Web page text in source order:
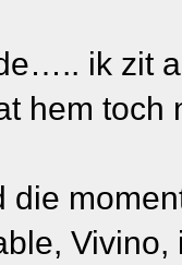
ik zit
hem toch
die
Vivino,